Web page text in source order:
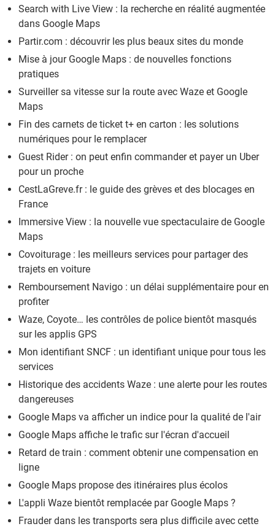
Search with Live View : la recherche en réalité augmentée
dans Google Maps
Partir.com : découvrir les plus beaux sites du monde
Mise à jour Google Maps : de nouvelles fonctions
pratiques
Surveiller sa vitesse sur la route avec Waze et Google
Maps
Fin des carnets de ticket t+ en carton : les solutions
numériques pour le remplacer
Guest Rider : on peut enfin commander et payer un Uber
pour un proche
CestLaGreve.fr : le guide des grèves et des blocages en
France
Immersive View : la nouvelle vue spectaculaire de Google
Maps
Covoiturage : les meilleurs services pour partager des
trajets en voiture
Remboursement Navigo : un délai supplémentaire pour en
profiter
Waze, Coyote… les contrôles de police bientôt masqués
sur les applis GPS
Mon identifiant SNCF : un identifiant unique pour tous les
services
Historique des accidents Waze : une alerte pour les routes
dangereuses
Google Maps va afficher un indice pour la qualité de l'air
Google Maps affiche le trafic sur l'écran d'accueil
Retard de train : comment obtenir une compensation en
ligne
Google Maps propose des itinéraires plus écolos
L'appli Waze bientôt remplacée par Google Maps ?
Frauder dans les transports sera plus difficile avec cette